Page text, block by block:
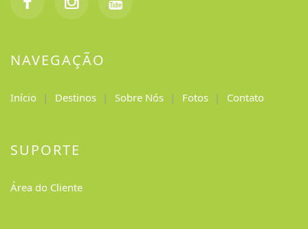
NAVEGAÇÃO
Início Destinos Sobre Nós Fotos Contato
SUPORTE
Área do Cliente